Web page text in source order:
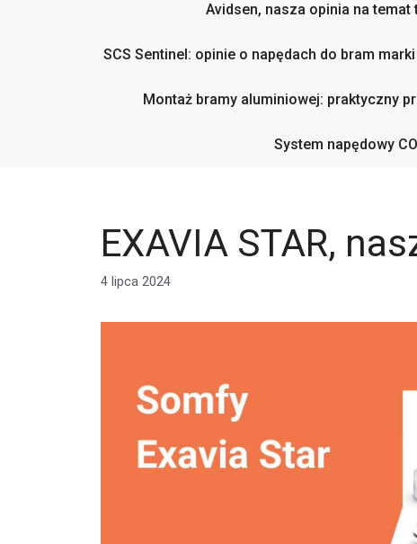
Avidsen, nasza opinia na
SCS Sentinel: opinie o napędach do bram marki
Montaż bramy aluminiowej: praktyczny
System napędowy
EXAVIA STAR,
4 lipca 2024